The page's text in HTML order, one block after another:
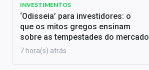
INVESTIMENTOS
‘Odisseia’ para investidores: o
que os mitos gregos ensinam
sobre as tempestades do mercado
7 hora(s) atrás